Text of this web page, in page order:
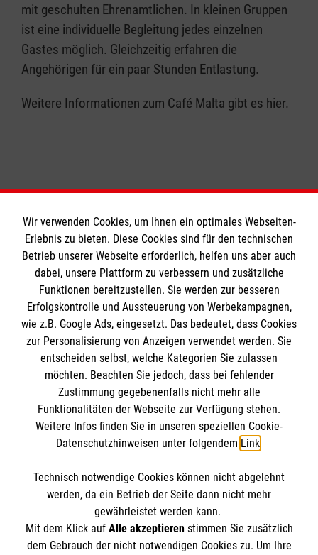
mit geschulten Ehrenamtlichen. In kleinen Gruppen
ist eine individuelle Begleitung jedes einzelnen
Gastes möglich. Gleichzeitig erfahren die
Angehörigen für ein paar Stunden Entlastung.
Weitere Informationen zum Café Malta gibt es hier.
Informationen
Impressum
Datenschutz
Barrierefreiheit
Kontakt
Die Malteser
Malteser in Deutschland
Malteserorden
Sharepoint
Spendenkonto
Pax-Bank für Kirche und Caritas eG
IBAN: DE66 3706 0193 4001 1550 38
BIC / S.W.I.F.T: GENODED1PAX
So finden Sie uns
Vogelsbergstraße 46
Wir verwenden Cookies, um Ihnen ein optimales Webseiten-
Erlebnis zu bieten. Diese Cookies sind für den technischen
Betrieb unserer Webseite erforderlich, helfen uns aber auch
dabei, unsere Plattform zu verbessern und zusätzliche
Funktionen bereitzustellen. Sie werden zur besseren
Erfolgskontrolle und Aussteuerung von Werbekampagnen,
wie z.B. Google Ads, eingesetzt. Das bedeutet, dass Cookies
zur Personalisierung von Anzeigen verwendet werden. Sie
entscheiden selbst, welche Kategorien Sie zulassen
möchten. Beachten Sie jedoch, dass bei fehlender
Zustimmung gegebenenfalls nicht mehr alle
Funktionalitäten der Webseite zur Verfügung stehen.
Weitere Infos finden Sie in unseren speziellen Cookie-
Datenschutzhinweisen unter folgendem Link.
Technisch notwendige Cookies können nicht abgelehnt
werden, da ein Betrieb der Seite dann nicht mehr
gewährleistet werden kann.
Mit dem Klick auf Alle akzeptierenstimmen Sie zusätzlich
dem Gebrauch der nicht notwendigen Cookies zu. Um Ihre